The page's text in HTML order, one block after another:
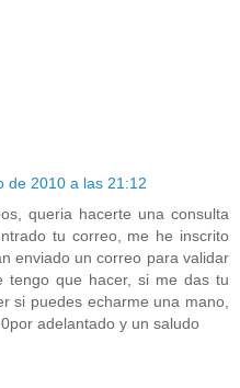
de 2010 a las 21:12
queria hacerte una consulta
tu correo, me he inscrito
enviado un correo para validar
tengo que hacer, si me das tu
si puedes echarme una mano,
adelantado y un saludo